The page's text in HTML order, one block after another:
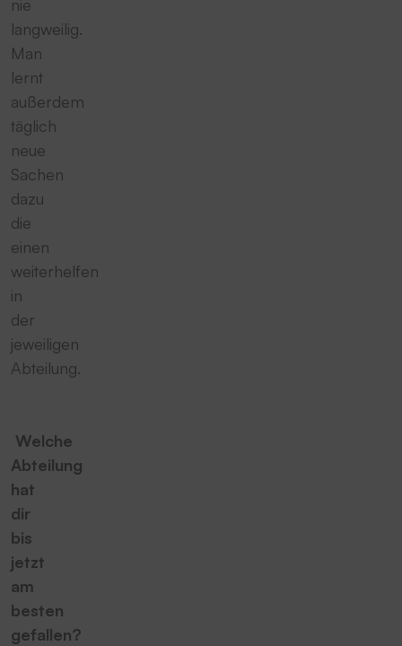
nie
langweilig.
Man
lernt
außerdem
täglich
neue
Sachen
dazu
die
einen
weiterhelfen
in
der
jeweiligen
Abteilung.
Welche
Abteilung
hat
dir
bis
jetzt
am
besten
gefallen?